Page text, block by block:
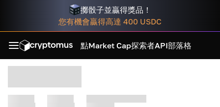
擲骰子並贏得獎品！
您有機會贏得高達 400 USDC
點Market Cap探索者API部落格